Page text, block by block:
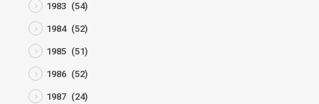
1983 (54)
1984 (52)
1985 (51)
1986 (52)
1987 (24)